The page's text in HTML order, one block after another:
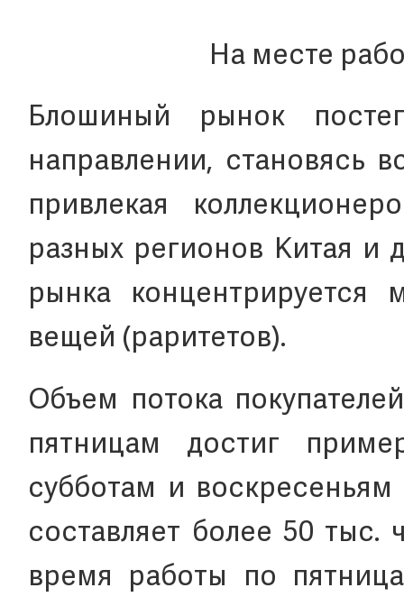
На месте
Блошиный рынок
направлении, становясь
привлекая
разных регионов Китая и
рынка концентрируется
вещей (раритетов).
Объем потока
пятницам достиг
субботам и
составляет более 50 тыс.
время работы по